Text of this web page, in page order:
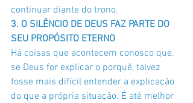
continuar diante do trono.
3. O SILÊNCIO DE DEUS FAZ PARTE DO
SEU PROPÓSITO ETERNO
Há coisas que acontecem conosco que,
se Deus for explicar o porquê, talvez
fosse mais difícil entender a explicação
do que a própria situação. É até melhor